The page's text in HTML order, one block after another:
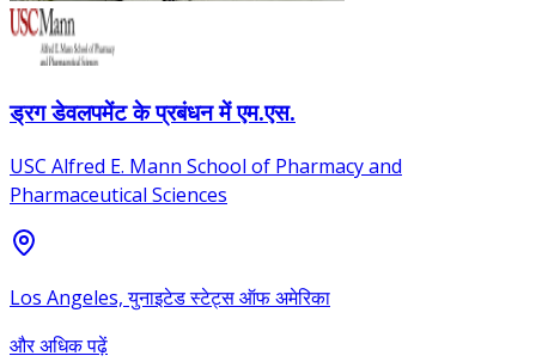
ड्रग डेवलपमेंट के प्रबंधन में एम.एस.
USC Alfred E. Mann School of Pharmacy and
Pharmaceutical Sciences
Los Angeles, युनाइटेड स्टेट्स ऑफ अमेरिका
और अधिक पढ़ें